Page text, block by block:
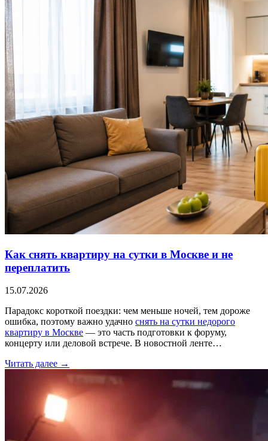
Как снять квартиру на сутки в Москве и не
переплатить
15.07.2026
Парадокс короткой поездки: чем меньше ночей, тем дороже
ошибка, поэтому важно удачно снять на сутки недорого
квартиру в Москве — это часть подготовки к форуму,
концерту или деловой встрече. В новостной ленте…
Читать далее →